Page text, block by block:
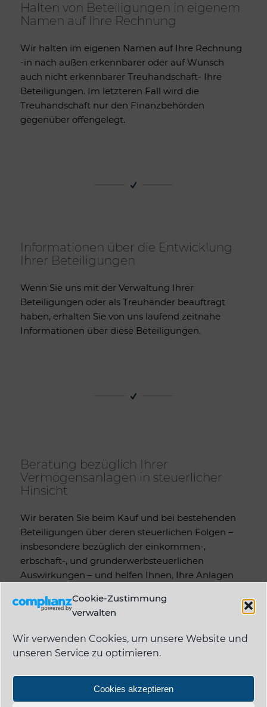
Cookie-Zustimmung
verwalten
Wir verwenden Cookies, um unsere Website und
unseren Service zu optimieren.
Cookies akzeptieren
Halten von Beteiligungen in eigenem
Namen auf Ihre Rechnung
Wir halten im eigenen Namen auf Ihre Rechnung
-in nach außen erkennbarer oder auf Wunsch
auch nicht erkennbarer Treuhandschaft- Ihre
Beteiligungen. Im letzteren Fall wird die
Treuhandschaft nur den Finanzbehörden
gegenüber offengelegt.
Informationen über die Entwicklung
Ihrer Beteiligungen
Wenn Sie uns mit der Verwaltung Ihrer
Beteiligungen oder als Treuhänder beauftragt
haben, erhalten Sie von uns laufend zeitnahe
Informationen über diese Beteiligungen.
Beratung bezüglich Ihrer
Vermögensanlagen in steuerlicher
Hinsicht
Wir beraten Sie beim Kauf und bei bestehenden
Beteiligungen über deren steuerlichen Folgen –
insbesondere bezüglich der einkommen-,
erbschaft-, und grunderwerbsteuerlichen
Auswirkungen – und helfen Ihnen, Ihre Anlagen
Rentabilitätsgesichtspunkten zu optimieren. Wir
vertreiben allerdings keine Anlagen irgendwelcher
Art.